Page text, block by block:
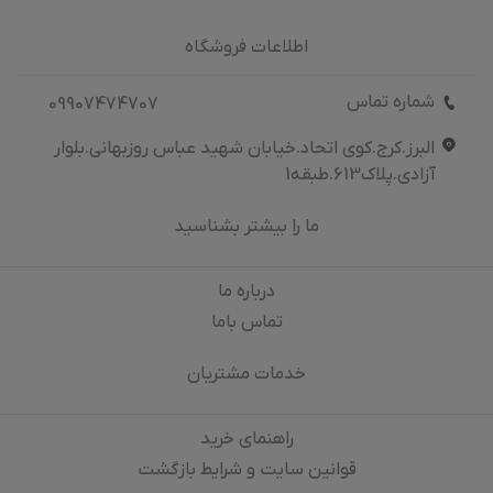
اطلاعات فروشگاه
شماره تماس
09907474707
البرز.کرج.کوی اتحاد.خیابان شهید عباس روزبهانی.بلوار
آزادی.پلاک613.طبقه1
ما را بیشتر بشناسید
درباره‌ ما
تماس باما
خدمات مشتریان
راهنمای خرید
قوانین سایت و شرایط بازگشت